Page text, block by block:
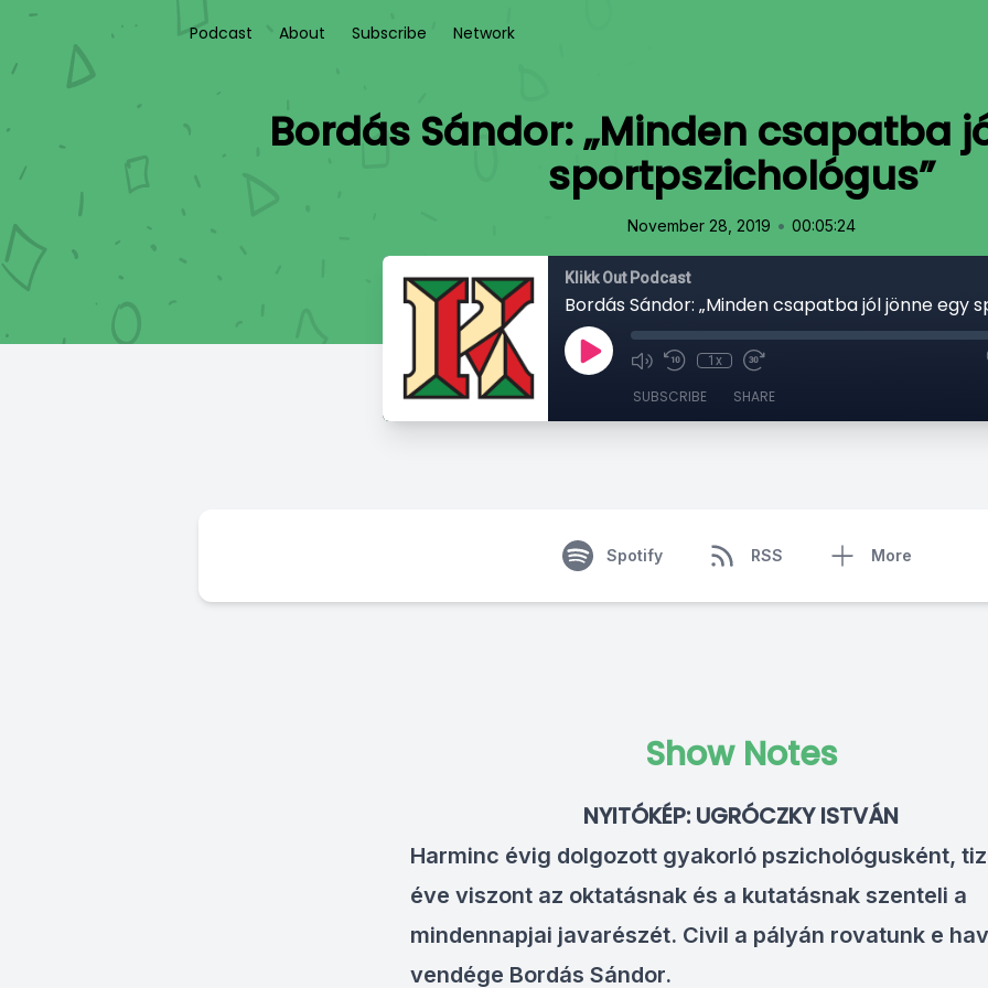
Podcast About Subscribe Network
Bordás Sándor: „Minden csapatba
sportpszichológus”
November 28, 2019 • 00:05:24
Klikk Out Podcast
1x
SUBSCRIBE SHARE
Spotify RSS More
Show Notes
NYITÓKÉP: UGRÓCZKY ISTVÁN
Harminc évig dolgozott gyakorló pszichológusként,
éve viszont az oktatásnak és a kutatásnak szenteli a
mindennapjai javarészét. Civil a pályán rovatunk e
vendége Bordás Sándor.